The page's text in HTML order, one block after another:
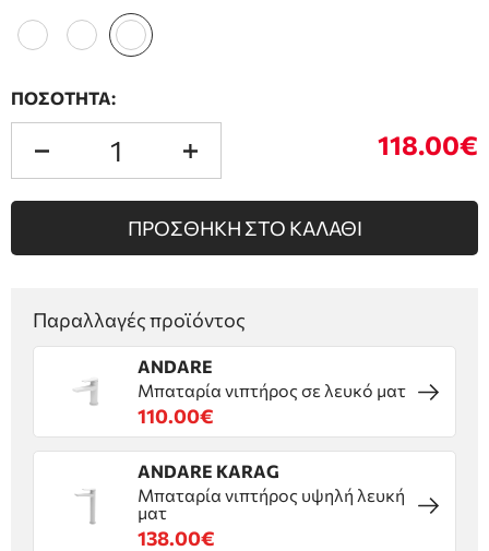
ΠΟΣΟΤΗΤΑ:
118.00€
ΠΡΟΣΘΗΚΗ ΣΤΟ ΚΑΛΑΘΙ
Παραλλαγές προϊόντος
ANDARE
Μπαταρία νιπτήρος σε λευκό ματ
110.00€
ANDARE KARAG
Μπαταρία νιπτήρος υψηλή λευκή
ματ
138.00€